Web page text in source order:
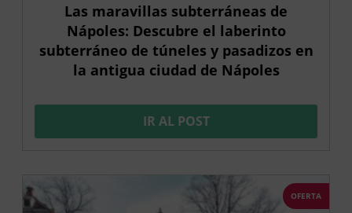
Las maravillas subterráneas de
Nápoles: Descubre el laberinto
subterráneo de túneles y pasadizos en
la antigua ciudad de Nápoles
IR AL POST
OFERTA